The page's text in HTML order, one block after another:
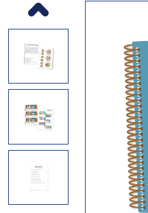
Previous